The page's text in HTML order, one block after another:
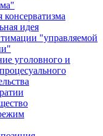
консерватизма
идея
"управляемой
уголовного и